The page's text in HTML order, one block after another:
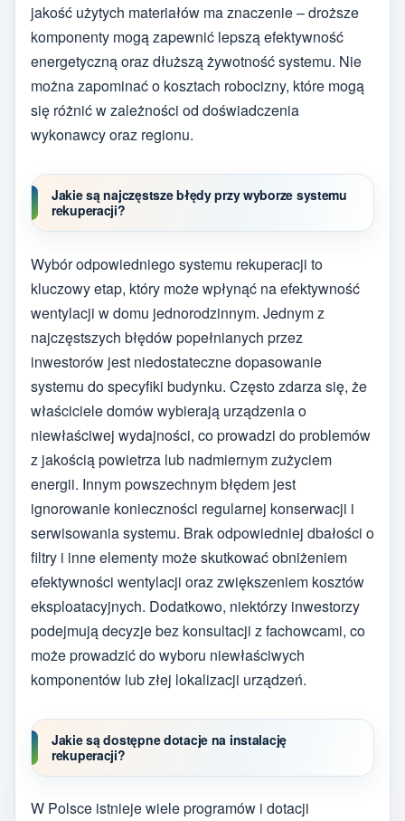
jakość użytych materiałów ma znaczenie – droższe
komponenty mogą zapewnić lepszą efektywność
energetyczną oraz dłuższą żywotność systemu. Nie
można zapominać o kosztach robocizny, które mogą
się różnić w zależności od doświadczenia
wykonawcy oraz regionu.
Jakie są najczęstsze błędy przy wyborze systemu
rekuperacji?
Wybór odpowiedniego systemu rekuperacji to
kluczowy etap, który może wpłynąć na efektywność
wentylacji w domu jednorodzinnym. Jednym z
najczęstszych błędów popełnianych przez
inwestorów jest niedostateczne dopasowanie
systemu do specyfiki budynku. Często zdarza się, że
właściciele domów wybierają urządzenia o
niewłaściwej wydajności, co prowadzi do problemów
z jakością powietrza lub nadmiernym zużyciem
energii. Innym powszechnym błędem jest
ignorowanie konieczności regularnej konserwacji i
serwisowania systemu. Brak odpowiedniej dbałości o
filtry i inne elementy może skutkować obniżeniem
efektywności wentylacji oraz zwiększeniem kosztów
eksploatacyjnych. Dodatkowo, niektórzy inwestorzy
podejmują decyzje bez konsultacji z fachowcami, co
może prowadzić do wyboru niewłaściwych
komponentów lub złej lokalizacji urządzeń.
Jakie są dostępne dotacje na instalację
rekuperacji?
W Polsce istnieje wiele programów i dotacji